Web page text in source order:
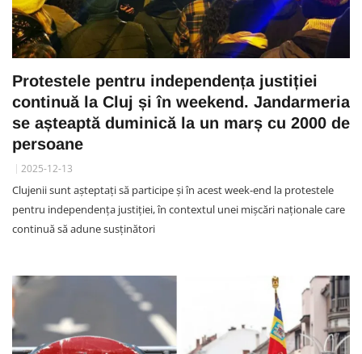
Protestele pentru independența justiției
continuă la Cluj și în weekend. Jandarmeria
se așteaptă duminică la un marș cu 2000 de
persoane
2025-12-13
Clujenii sunt așteptați să participe și în acest week-end la protestele
pentru independența justiției, în contextul unei mișcări naționale care
continuă să adune susținători